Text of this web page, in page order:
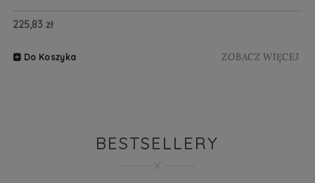
225,83 zł
Do Koszyka ZOBACZ WIĘCEJ
BESTSELLERY